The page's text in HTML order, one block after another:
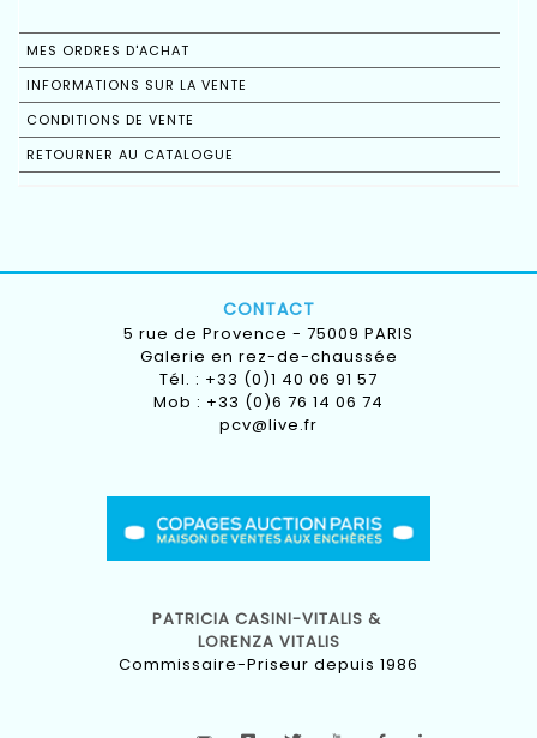
MES ORDRES D'ACHAT
INFORMATIONS SUR LA VENTE
CONDITIONS DE VENTE
RETOURNER AU CATALOGUE
CONTACT
5 rue de Provence - 75009 PARIS
Galerie en rez-de-chaussée
Tél. : +33 (0)1 40 06 91 57
Mob : +33 (0)6 76 14 06 74
pcv@live.fr
PATRICIA CASINI-VITALIS &
LORENZA VITALIS
Commissaire-Priseur depuis 1986